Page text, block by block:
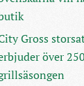
Gross
över